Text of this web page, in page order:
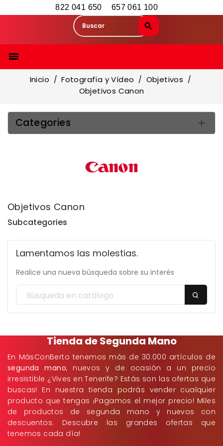
822 041 650 657 061 100

Inicio Fotografía y Vídeo
Objetivos
Objetivos Canon
Categories 
Objetivos Canon
Subcategories
Lamentamos las molestias.
Realice una nueva búsqueda sobre su interés
Tienda de Segunda Mano
En MásConBerto tenemos más de 30.000 artículos de
segunda mano, nuevos y de ocasión a un precio
irresistible ¿Vives en Tenerife? Estás son las ofertas que
buscas! En nuestra tienda podrás vender cualquier
producto que tengas ¡Pagamos el mejor precio! Miles
de productos de segunda mano y nuevos con
descuentos. Descubre las grandes ofertas que
tenemos cada día!